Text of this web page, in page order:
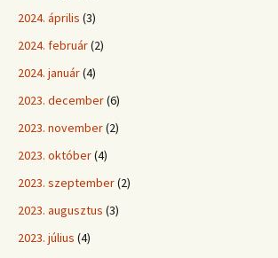
2024. április (3)
2024. február(2)
2024. január(4)
2023. december(6)
2023. november(2)
2023. október(4)
2023. szeptember(2)
2023. augusztus (3)
2023. július (4)